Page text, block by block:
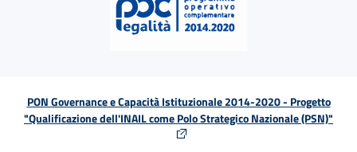
PON Governance e Capacità Istituzionale 2014-2020 - Progetto
"Qualificazione dell'INAIL come Polo Strategico Nazionale (PSN)"